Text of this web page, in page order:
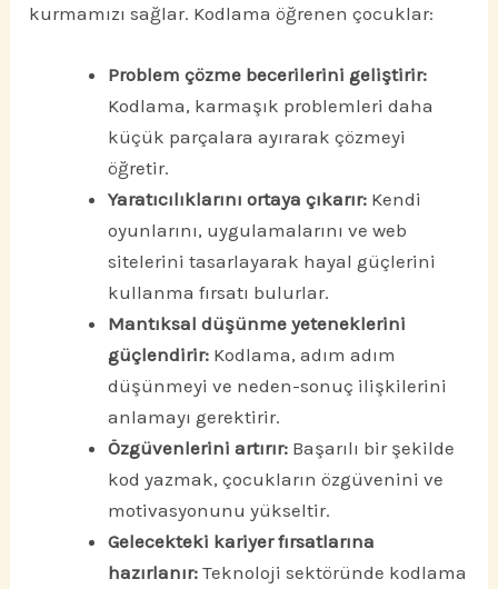
kurmamızı sağlar. Kodlama öğrenen çocuklar:
Problem çözme becerilerini geliştirir:
Kodlama, karmaşık problemleri daha
küçük parçalara ayırarak çözmeyi
öğretir.
Yaratıcılıklarını ortaya çıkarır: Kendi
oyunlarını, uygulamalarını ve web
sitelerini tasarlayarak hayal güçlerini
kullanma fırsatı bulurlar.
Mantıksal düşünme yeteneklerini
güçlendirir: Kodlama, adım adım
düşünmeyi ve neden-sonuç ilişkilerini
anlamayı gerektirir.
Özgüvenlerini artırır: Başarılı bir şekilde
kod yazmak, çocukların özgüvenini ve
motivasyonunu yükseltir.
Gelecekteki kariyer fırsatlarına
hazırlanır: Teknoloji sektöründe kodlama